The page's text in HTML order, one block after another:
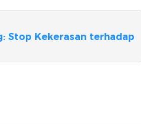
Stop Kekerasan terhadap